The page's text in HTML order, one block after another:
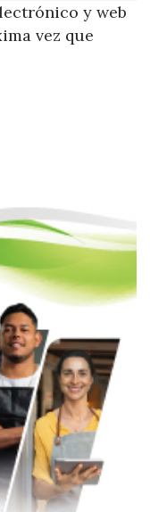
y web
vez que